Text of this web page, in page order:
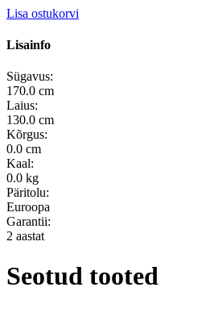
Lisa ostukorvi
Lisainfo
Sügavus:
170.0 cm
Laius:
130.0 cm
Kõrgus:
0.0 cm
Kaal:
0.0 kg
Päritolu:
Euroopa
Garantii:
2 aastat
Seotud tooted